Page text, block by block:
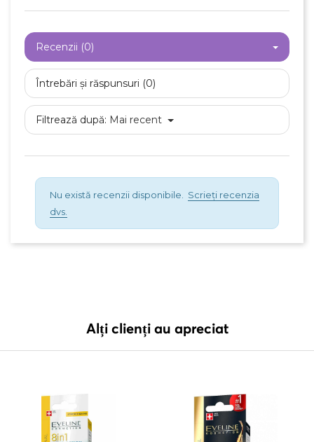
Recenzii (0)
Întrebări și răspunsuri (0)
Filtrează după: Mai recent
Nu există recenzii disponibile. Scrieți recenzia
dvs.
Alți clienți au apreciat